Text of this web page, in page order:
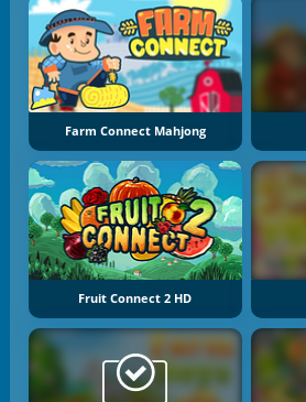
Farm Connect Mahjong
Fruit Connect 2 HD